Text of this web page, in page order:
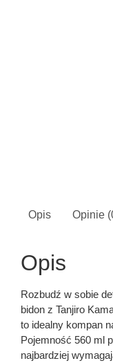
Opis Opinie
Opis
Rozbudź w sobie
bidon z Tanjiro
to idealny kompan
Pojemność 560 ml
najbardziej